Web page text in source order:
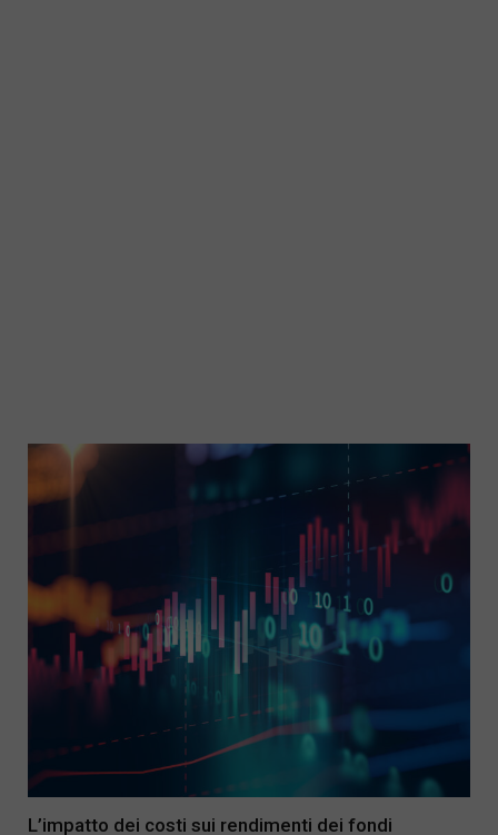
L’impatto dei costi sui rendimenti dei fondi